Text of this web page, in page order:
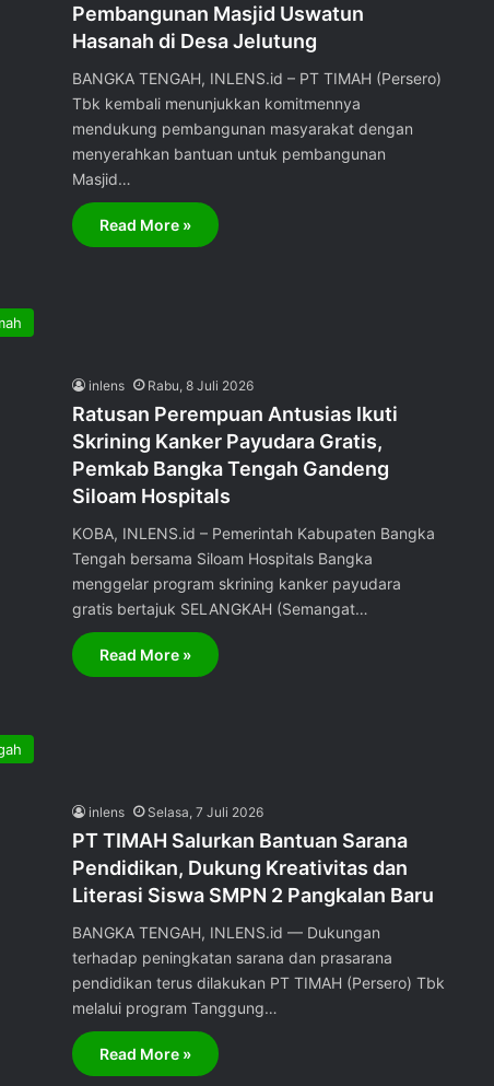
Pembangunan Masjid Uswatun
Hasanah di Desa Jelutung
BANGKA TENGAH, INLENS.id – PT TIMAH (Persero)
Tbk kembali menunjukkan komitmennya
mendukung pembangunan masyarakat dengan
menyerahkan bantuan untuk pembangunan
Masjid…
Read More »
inlens Rabu, 8 Juli 2026
Ratusan Perempuan Antusias Ikuti
Skrining Kanker Payudara Gratis,
Pemkab Bangka Tengah Gandeng
Siloam Hospitals
KOBA, INLENS.id – Pemerintah Kabupaten Bangka
Tengah bersama Siloam Hospitals Bangka
menggelar program skrining kanker payudara
gratis bertajuk SELANGKAH (Semangat…
Read More »
inlens Selasa, 7 Juli 2026
PT TIMAH Salurkan Bantuan Sarana
Pendidikan, Dukung Kreativitas dan
Literasi Siswa SMPN 2 Pangkalan Baru
BANGKA TENGAH, INLENS.id — Dukungan
terhadap peningkatan sarana dan prasarana
pendidikan terus dilakukan PT TIMAH (Persero) Tbk
melalui program Tanggung…
Read More »